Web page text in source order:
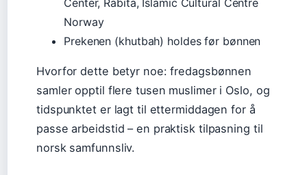
Center, Rabita, Islamic Cultural Centre
Norway
Prekenen (khutbah) holdes før bønnen
Hvorfor dette betyr noe: fredagsbønnen
samler opptil flere tusen muslimer i Oslo, og
tidspunktet er lagt til ettermiddagen for å
passe arbeidstid – en praktisk tilpasning til
norsk samfunnsliv.